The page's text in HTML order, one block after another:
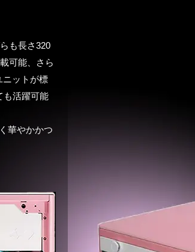
も長さ320
可能、さら
ニットが標
も活躍可能
華やかかつ